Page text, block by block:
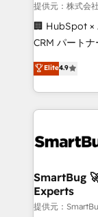
Onboarding:
around your
Move from
run your
service wired
tune-ups,
HubSpot,
We are built
提供元：株式会
🏢 HubSpot ×
CRM パートナー」 経営課題と現場業務をつ
ティブ・エー
力で顧客フロント
をする会社か
トを組み込ん
ィブ・エージ
を、CRMを軸
思決定者・
HubSpot導入
Elite4.9
SmartBug
Experts
提供元：